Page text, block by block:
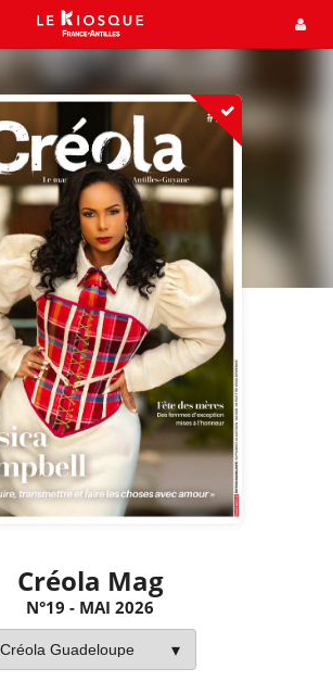
Créola Mag
N°19 - MAI 2026